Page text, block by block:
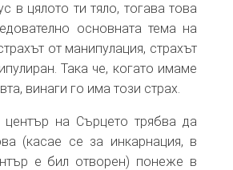
в цялото ти тяло, тогава това
основната тема на
от манипулация, страхът
Така че, когато имаме
винаги го има този страх.
център на Сърцето трябва да
(касае се за инкарнация, в
е бил отворен) понеже в